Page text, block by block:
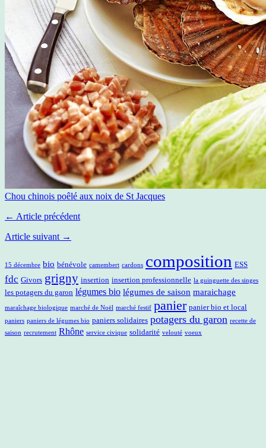
Chou chinois poêlé aux noix de St Jacques
← Article précédent
Article suivant →
15 décembre bio bénévole camembert cardons composition ESS
fdc Givors grigny insertion insertion professionnelle la guinguette des singes
les potagers du garon légumes bio légumes de saison maraichage
maraîchage biologique marché de Noël marché festif panier panier bio et local
paniers paniers de légumes bio paniers solidaires potagers du garon recette de
saison recrutement Rhône service civique solidarité velouté voeux